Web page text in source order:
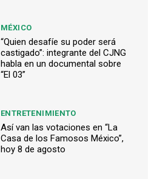
MÉXICO
“Quien desafíe su poder será
castigado”: integrante del CJNG
habla en un documental sobre
“El 03”
ENTRETENIMIENTO
Así van las votaciones en “La
Casa de los Famosos México”,
hoy 8 de agosto